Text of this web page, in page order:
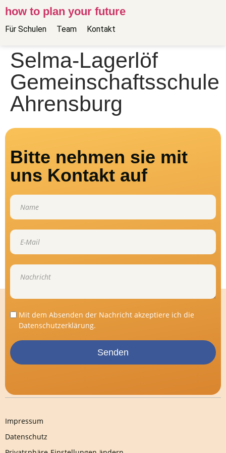
how to plan your future
Für Schulen Team Kontakt
Selma-Lagerlöf
Gemeinschaftsschule
Ahrensburg
Bitte nehmen sie mit
uns Kontakt auf
Mit dem Absenden der Nachricht akzeptiere ich die
Datenschutzerklärung.
Senden
Impressum
Datenschutz